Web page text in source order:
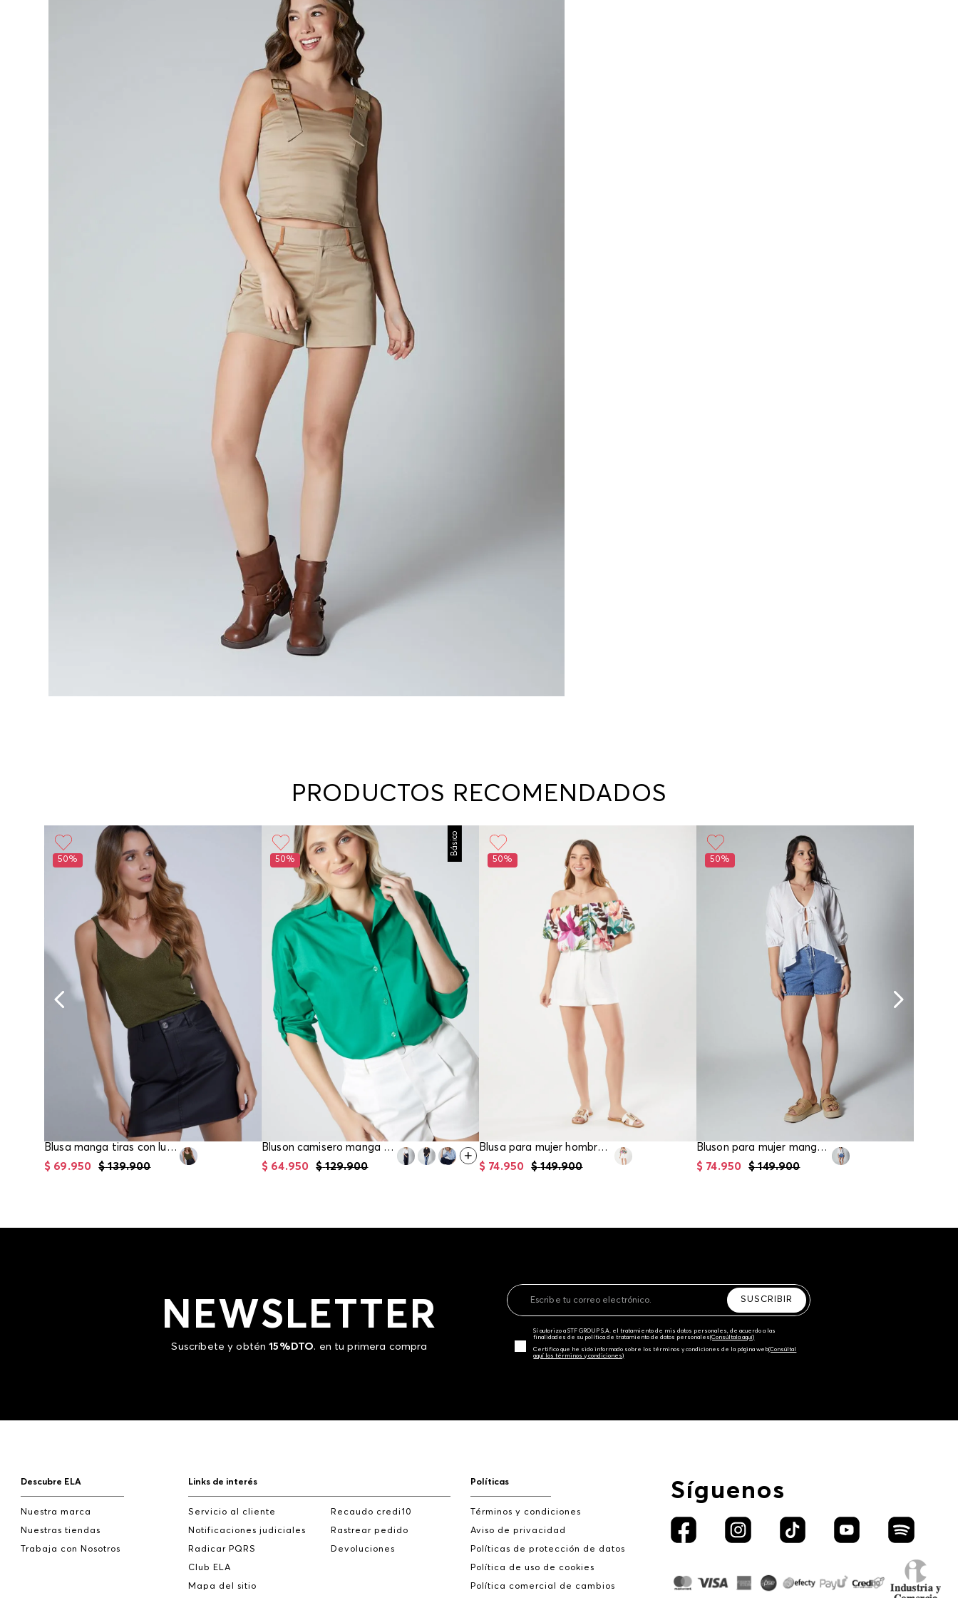
PRODUCTOS RECOMENDADOS
50%
Blusa manga tiras con lurex para mujer
$ 139.900
$ 69.950
Básico
50%
Bluson camisero manga tres cuartos para mujer
$ 129.900
$ 64.950
50%
Blusa para mujer hombros descubiertos
$ 149.900
$ 74.950
50%
Bluson para mujer manga tres cuartos
$ 149.900
$ 74.950
NEWSLETTER
Suscríbete y obtén15%DTO. en tu primera compra
SUSCRIBIR
Sí autorizo a STF GROUP S.A. el tratamiento de mis datos personales, de acuerdo a las
finalidades de su política de tratamiento de datos personales‎(Consúltala aquí)
Certifico que he sido informado sobre los términos y condiciones de la página web‎(Consúltal
aquí los términos y condiciones)
Síguenos
Descubre ELA
Nuestra marca
Nuestras tiendas
Trabaja con Nosotros
Links de interés
Servicio al cliente
Notificaciones judiciales
Radicar PQRS
Club ELA
Mapa del sitio
Recaudo credi10
Rastrear pedido
Devoluciones
Políticas
Términos y condiciones
Aviso de privacidad
Políticas de protección de datos
Política de uso de cookies
Política comercial de cambios